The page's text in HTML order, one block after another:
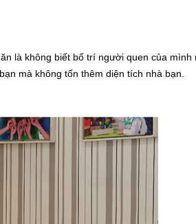
là không biết bố trí người quen của mình
mà không tốn thêm diện tích nhà bạn.